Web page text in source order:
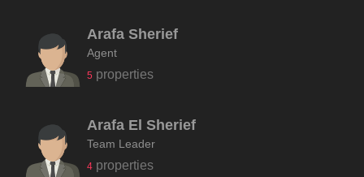
Arafa Sherief
Agent
5 properties
Arafa El Sherief
Team Leader
4 properties